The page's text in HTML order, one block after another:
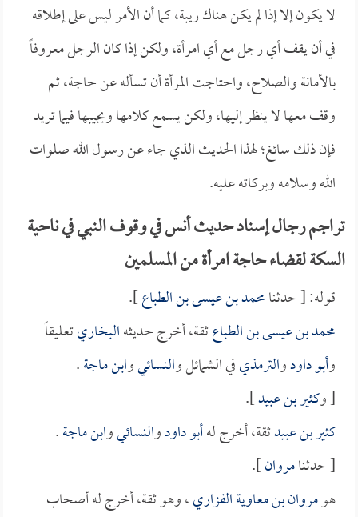
لا يكون إلا إذا لم يكن هناك ريبة، كما أن الأمر ليس على إطلاقه
في أن يقف أي رجل مع أي امرأة، ولكن إذا كان الرجل معروفاً
بالأمانة والصلاح، واحتاجت المرأة أن تسأله عن حاجة، ثم
وقف معها لا ينظر إليها، ولكن يسمع كلامها ويجيبها فيما تريد
فإن ذلك سائغ؛ لهذا الحديث الذي جاء عن رسول الله صلوات
الله وسلامه وبركاته عليه.
تراجم رجال إسناد حديث أنس في وقوف النبي في ناحية
السكة لقضاء حاجة امرأة من المسلمين
قوله: [ حدثنامحمد بن عيسى بن الطباع].
محمد بن عيسى بن الطباعثقة، أخرج حديثهالبخاريتعليقاً
وأبو داودوالترمذيفي الشمائل والنسائيوابن ماجة.
[ وكثير بن عبيد].
كثير بن عبيدثقة، أخرج لهأبو داودوالنسائيوابن ماجة.
[ حدثنامروان].
هومروان بن معاوية الفزاري، وهو ثقة، أخرج له أصحاب